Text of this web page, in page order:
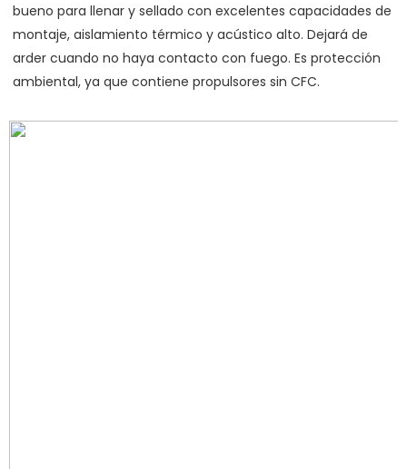
bueno para llenar y sellado con excelentes capacidades de
montaje, aislamiento térmico y acústico alto. Dejará de
arder cuando no haya contacto con fuego. Es protección